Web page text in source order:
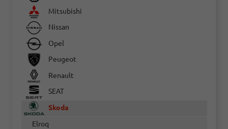
Mitsubishi
Nissan
Opel
Peugeot
Renault
SEAT
Skoda
Elroq